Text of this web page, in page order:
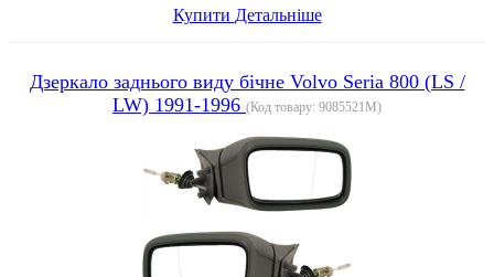
Купити Детальніше
Дзеркало заднього виду бічне Volvo Seria 800 (LS /
LW) 1991-1996 (Код товару: 9085521M)